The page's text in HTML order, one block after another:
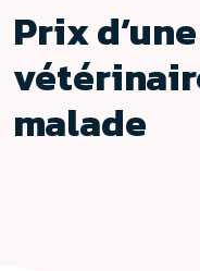
Prix
malade